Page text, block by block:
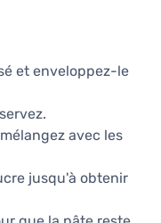
et enveloppez-le
avec les
jusqu'à obtenir